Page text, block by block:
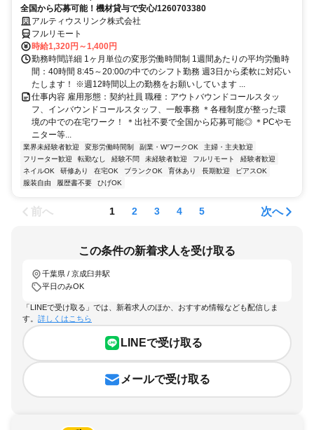
全国から応募可能！機材貸与で安心/1260703380
アルティウスリンク株式会社
フルリモート
時給1,320円～1,400円
勤務時間詳細 1ヶ月単位の変形労働時間制 1週間あたりの平均労働時
間：40時間 8:45～20:00の中でのシフト勤務 週3日から柔軟に対応い
たします！ ※週12時間以上の勤務をお願いしています ...
仕事内容 雇用形態：契約社員 職種：アウトバウンドコールスタッ
フ、インバウンドコールスタッフ、一般事務 ＊各種制度が整った環
境の中での在宅ワーク！ ＊出社不要で全国から応募可能◎ ＊PCやモ
ニター等...
業界未経験者歓迎 変形労働時間制 副業・WワークOK
主婦・主夫歓迎
フリーター歓迎
転勤なし 経験不問 未経験者歓迎 フルリモート
経験者歓迎
ネイルOK
研修あり 在宅OK ブランクOK 育休あり 長期歓迎
ピアスOK
服装自由
履歴書不要 ひげOK
前へ 1 2 3 4 5 次へ
この条件の新着求人を受け取る
千葉県 / 京成臼井駅
平日のみOK
「LINEで受け取る」では、新着求人のほか、おすすめ情報なども配信しま
す。 詳しくはこちら
LINEで受け取る
メールで受け取る